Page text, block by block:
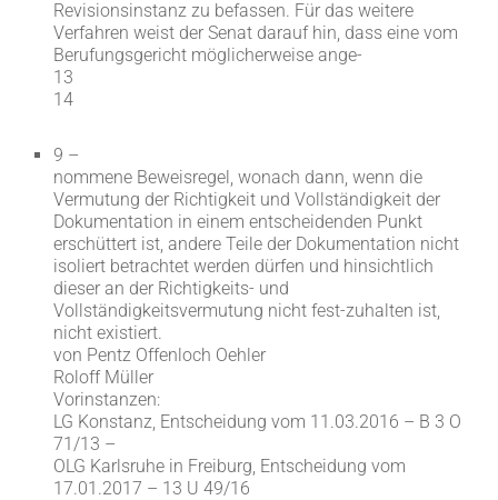
Revisionsinstanz zu befassen. Für das weitere
Verfahren weist der Senat darauf hin, dass eine vom
Berufungsgericht möglicherweise ange-
13
14
9 –
nommene Beweisregel, wonach dann, wenn die
Vermutung der Richtigkeit und Vollständigkeit der
Dokumentation in einem entscheidenden Punkt
erschüttert ist, andere Teile der Dokumentation nicht
isoliert betrachtet werden dürfen und hinsichtlich
dieser an der Richtigkeits- und
Vollständigkeitsvermutung nicht fest-zuhalten ist,
nicht existiert.
von Pentz Offenloch Oehler
Roloff Müller
Vorinstanzen:
LG Konstanz, Entscheidung vom 11.03.2016 – B 3 O
71/13 –
OLG Karlsruhe in Freiburg, Entscheidung vom
17.01.2017 – 13 U 49/16